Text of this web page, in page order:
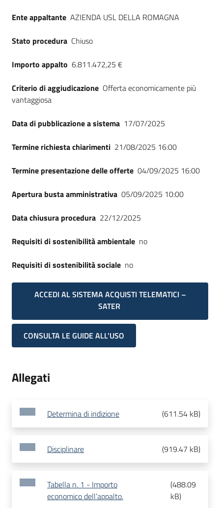
Ente appaltante AZIENDA USL DELLA ROMAGNA
Stato procedura Chiuso
Importo appalto 6.811.472,25 €
Criterio di aggiudicazione Offerta economicamente più
vantaggiosa
Data di pubblicazione a sistema 17/07/2025
Termine richiesta chiarimenti 21/08/2025 16:00
Termine presentazione delle offerte 04/09/2025 16:00
Apertura busta amministrativa 05/09/2025 10:00
Data chiusura procedura 22/12/2025
Requisiti di sostenibilità ambientale no
Requisiti di sostenibilità sociale no
ACCEDI AL SISTEMA ACQUISTI TELEMATICI –
SATER
CONSULTA LE GUIDE ALL'USO
Allegati
Determina di indizione (611.54 kB)
Disciplinare (919.47 kB)
Tabella n. 1 - Importo
economico dell’appalto.
(488.09
kB)